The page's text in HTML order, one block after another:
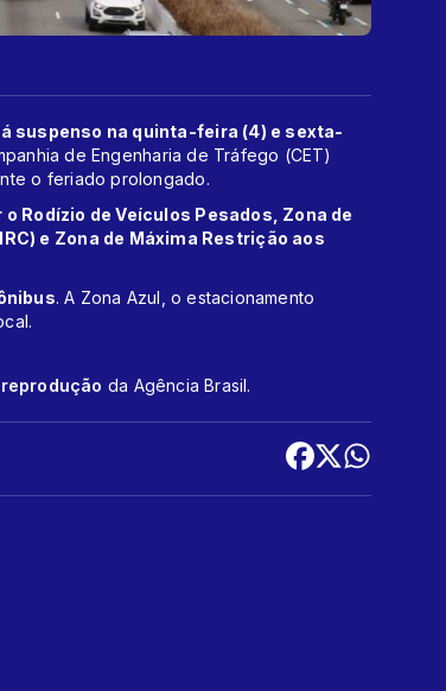
suspenso na quinta-feira (4) e sexta-
de Engenharia de Tráfego (CET)
o feriado prolongado.
Rodízio de Veículos Pesados, Zona de
e Zona de Máxima Restrição aos
. A Zona Azul, o estacionamento
da Agência Brasil.